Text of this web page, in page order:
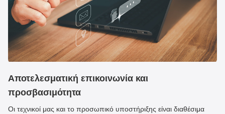
Αποτελεσματική επικοινωνία και
προσβασιμότητα
Οι τεχνικοί μας και το προσωπικό υποστήριξης είναι διαθέσιμα